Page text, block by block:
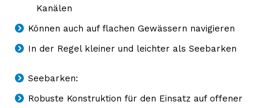
Kanälen
Können auch auf flachen Gewässern navigieren
In der Regel kleiner und leichter als Seebarken
Seebarken:
Robuste Konstruktion für den Einsatz auf offener